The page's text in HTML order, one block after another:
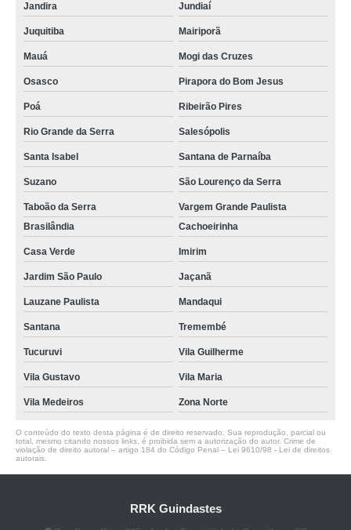
Jandira Jundiaí
Juquitiba Mairiporã
Mauá Mogi das Cruzes
Osasco Pirapora do Bom Jesus
Poá Ribeirão Pires
Rio Grande da Serra Salesópolis
Santa Isabel Santana de Parnaíba
Suzano São Lourenço da Serra
Taboão da Serra
Vargem Grande Paulista
Brasilândia
Cachoeirinha
Casa Verde Imirim
Jardim São Paulo Jaçanã
Lauzane Paulista Mandaqui
Santana Tremembé
Tucuruvi Vila Guilherme
Vila Gustavo Vila Maria
Vila Medeiros Zona Norte
O conteúdo do texto desta página é de direito reservado. Sua reprodução, parcial ou
total, mesmo citando nossos links, é proibida sem a autorização do autor. Crime de
violação de direito autoral – artigo 184 do Código Penal – Lei 9610/98 - Lei de direitos
autorais
RRK Guindastes